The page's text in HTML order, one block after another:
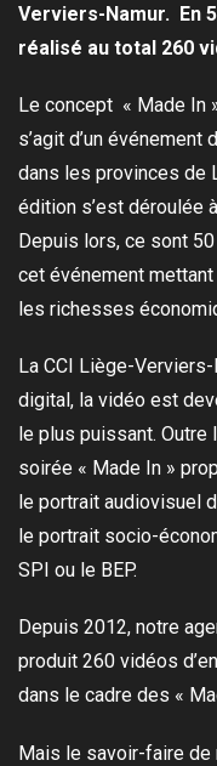
Verviers-Namur. En
réalisé au total 260
Le concept « Made In
s’agit d’un
dans les provinces de
édition s’est déroulée
Depuis lors, ce sont
cet événement
les richesses
La CCI Liège-Verviers-
digital, la vidéo est
le plus puissant. Outre
soirée « Made In »
le portrait audiovisuel
le portrait socio-
SPI ou le BEP.
Depuis 2012, notre
produit 260 vidéos
dans le cadre des «
Mais le savoir-faire de